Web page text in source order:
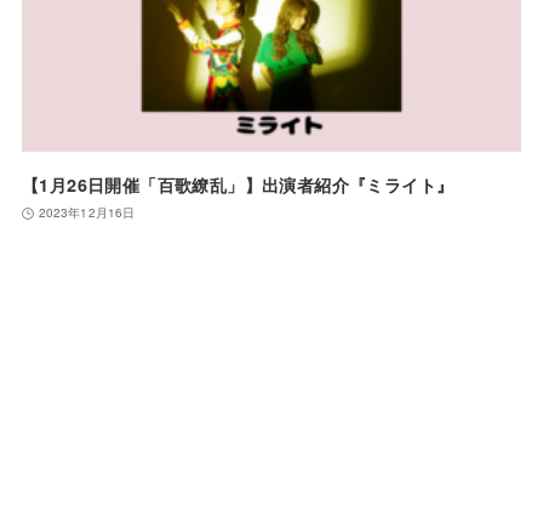
【1月26日開催「百歌繚乱」】出演者紹介『ミライト』
2023年12月16日